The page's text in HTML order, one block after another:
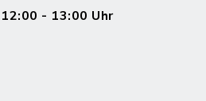
- 13:00 Uhr